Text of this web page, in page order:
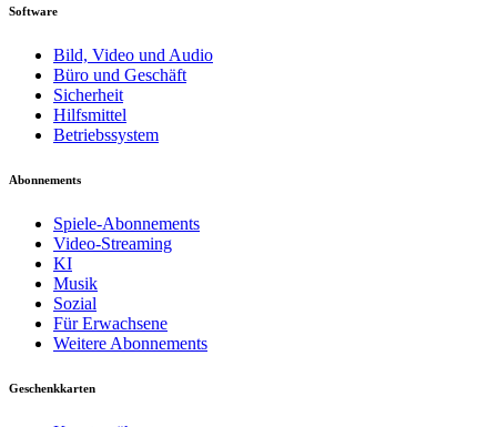
Software
Bild, Video und Audio
Büro und Geschäft
Sicherheit
Hilfsmittel
Betriebssystem
Abonnements
Spiele-Abonnements
Video-Streaming
KI
Musik
Sozial
Für Erwachsene
Weitere Abonnements
Geschenkkarten